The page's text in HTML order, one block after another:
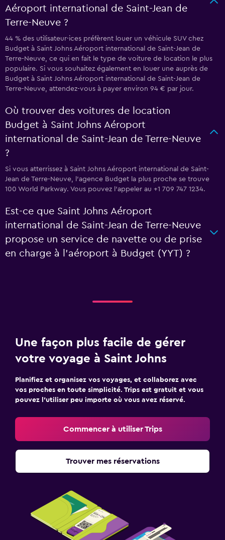
Aéroport international de Saint-Jean de
Terre-Neuve ?
44 % des utilisateur·ices préfèrent louer un véhicule SUV chez
Budget à Saint Johns Aéroport international de Saint-Jean de
Terre-Neuve, ce qui en fait le type de voiture de location le plus
populaire. Si vous souhaitez également en louer une auprès de
Budget à Saint Johns Aéroport international de Saint-Jean de
Terre-Neuve, attendez-vous à payer environ 94 € par jour.
Où trouver des voitures de location
Budget à Saint Johns Aéroport
international de Saint-Jean de Terre-Neuve
?
Si vous atterrissez à Saint Johns Aéroport international de Saint-
Jean de Terre-Neuve, l’agence Budget la plus proche se trouve
100 World Parkway. Vous pouvez l’appeler au +1 709 747 1234.
Est-ce que Saint Johns Aéroport
international de Saint-Jean de Terre-Neuve
propose un service de navette ou de prise
en charge à l’aéroport à Budget (YYT) ?
Une façon plus facile de gérer
votre voyage à Saint Johns
Planifiez et organisez vos voyages, et collaborez avec
vos proches en toute simplicité. Trips est gratuit et vous
pouvez l’utiliser peu importe où vous avez réservé.
Commencer à utiliser Trips
Trouver mes réservations